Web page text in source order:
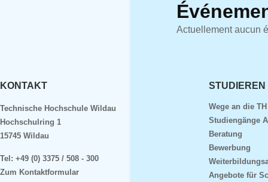
Actuellement aucun
KONTAKT
Technische Hochschule Wildau
Hochschulring 1
15745 Wildau
Tel: +49 (0) 3375 / 508 - 300
Zum Kontaktformular
Wege an die
Studiengänge
Beratung
Bewerbung
Angebote für